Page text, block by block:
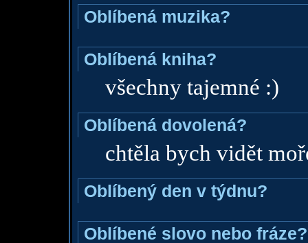
Oblíbená muzika?
Oblíbená kniha?
všechny tajemné :)
Oblíbená dovolená?
chtěla bych vidět
Oblíbený den v týdnu?
Oblíbené slovo nebo fráze?